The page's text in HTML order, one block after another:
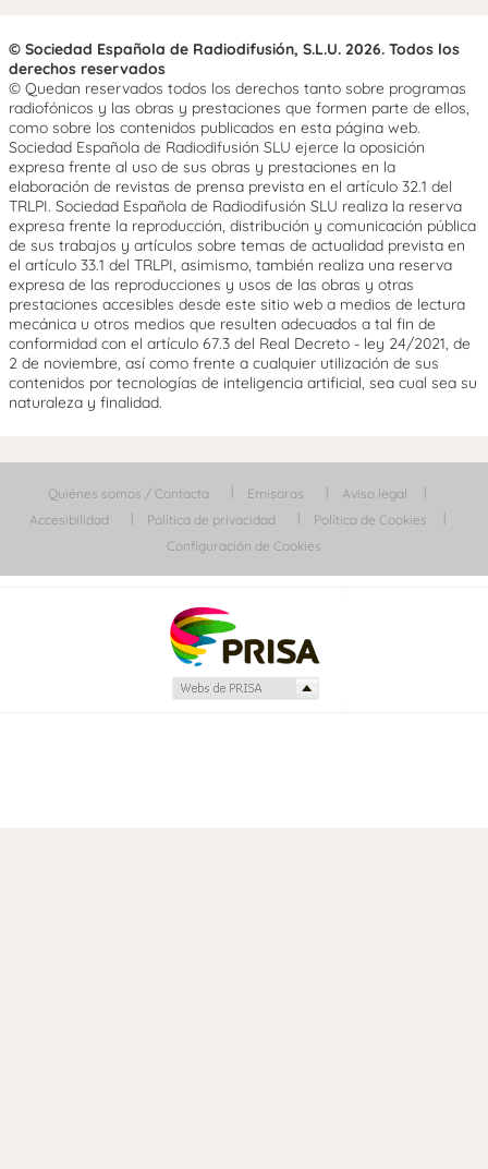
© Sociedad Española de Radiodifusión, S.L.U. 2026. Todos los
derechos reservados
© Quedan reservados todos los derechos tanto sobre programas
radiofónicos y las obras y prestaciones que formen parte de ellos,
como sobre los contenidos publicados en esta página web.
Sociedad Española de Radiodifusión SLU ejerce la oposición
expresa frente al uso de sus obras y prestaciones en la
elaboración de revistas de prensa prevista en el artículo 32.1 del
TRLPI. Sociedad Española de Radiodifusión SLU realiza la reserva
expresa frente la reproducción, distribución y comunicación pública
de sus trabajos y artículos sobre temas de actualidad prevista en
el artículo 33.1 del TRLPI, asimismo, también realiza una reserva
expresa de las reproducciones y usos de las obras y otras
prestaciones accesibles desde este sitio web a medios de lectura
mecánica u otros medios que resulten adecuados a tal fin de
conformidad con el artículo 67.3 del Real Decreto - ley 24/2021, de
2 de noviembre, así como frente a cualquier utilización de sus
contenidos por tecnologías de inteligencia artificial, sea cual sea su
naturaleza y finalidad.
Quiénes somos / Contacta Emisoras
Aviso legal
Accesibilidad
Política de privacidad
Política de Cookies
Configuración de Cookies